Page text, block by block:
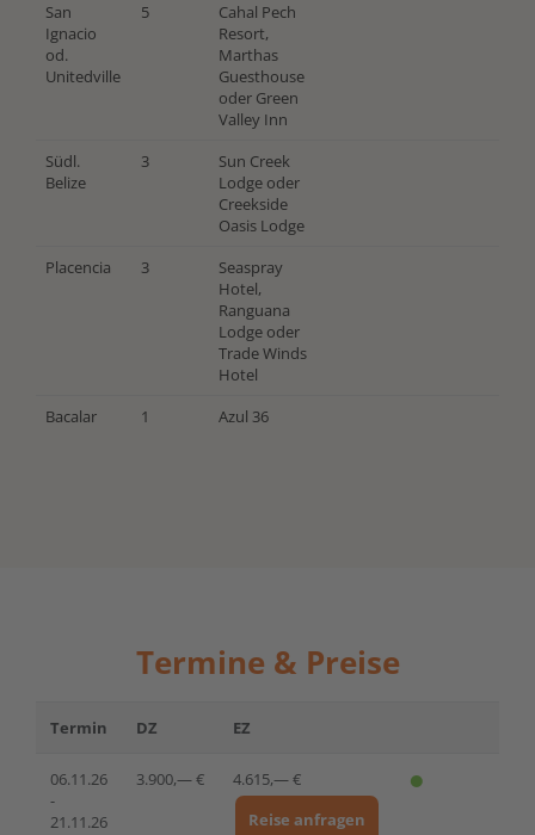
San
Ignacio
od.
Unitedville
5
Cahal Pech
Resort,
Marthas
Guesthouse
oder Green
Valley Inn
Südl.
Belize
3
Sun Creek
Lodge oder
Creekside
Oasis Lodge
Placencia
3
Seaspray
Hotel,
Ranguana
Lodge oder
Trade Winds
Hotel
Bacalar
1 Azul 36
Termine & Preise
Termin DZ EZ
06.11.26
-
21.11.26
3.900,— €
4.615,— €
Reise anfragen